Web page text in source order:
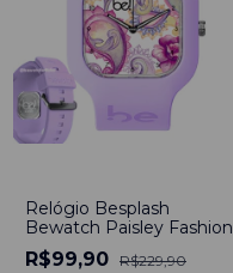
Relógio Besplash
Bewatch Paisley Fashion
R$99,90 R$229,90